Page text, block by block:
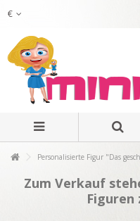
€
Personalisierte Figur "Das
Zum Verkauf
Figuren